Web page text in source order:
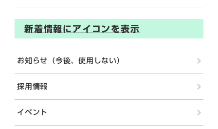
新着情報にアイコンを表示
お知らせ（今後、使用しない）
採用情報
イベント